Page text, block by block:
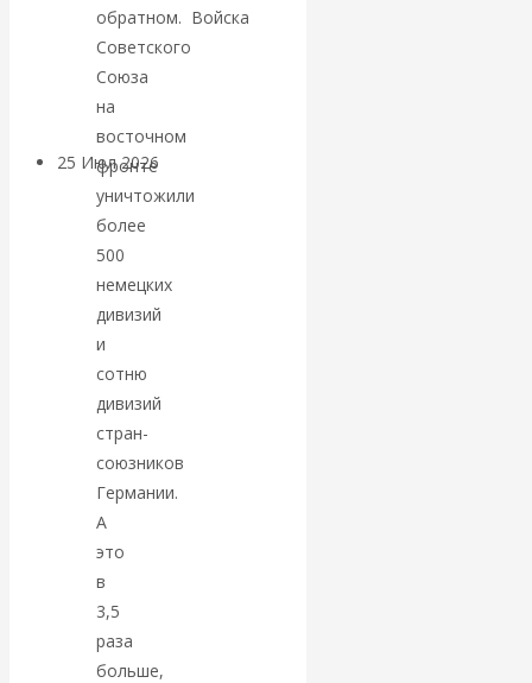
Америка
покинуть НАТО?
25 Июл 2026
интервью и беседы
«Об этом
молчат»:
экономист
Валентин
Катасонов
считает, что
кризис в
банковской
обратном. Войска
Советского
Союза
на
восточном
фронте
уничтожили
более
500
немецких
дивизий
и
сотню
дивизий
стран-
союзников
Германии.
А
это
в
3,5
раза
больше,